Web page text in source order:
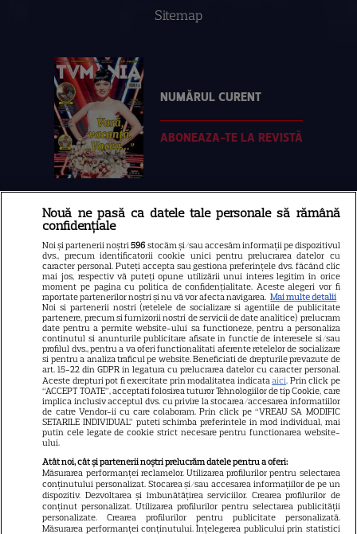
Sitemap
NUMĂRUL CURENT
ABONEAZA-TE LA REVISTĂ
Libertatea
Libertatea pentru femei
GSP
Știri mondene
Avantaje
Elle
Unica
Retete practice
URMĂREȘTE-NE PE
Copyright2026 Ringier Romania – Toate Drepturile rezervate
Nouă ne pasă ca datele tale personale să rămână
confidențiale
Noi și partenerii noștri596 stocăm și/sau accesăm informații pe dispozitivul
dvs., precum identificatorii cookie unici pentru prelucrarea datelor cu
caracter personal. Puteți accepta sau gestiona preferințele dvs. făcând clic
mai jos, respectiv vă puteți opune utilizării unui interes legitim în orice
moment pe pagina cu politica de confidențialitate. Aceste alegeri vor fi
raportate partenerilor noștri și nu vă vor afecta navigarea. Mai multe detalii
Noi si partenerii nostri (retelele de socializare si agentiile de publicitate
partenere, precum si furnizorii nostri de servicii de date analitice) prelucram
date pentru a permite website-ului sa functioneze, pentru a personaliza
continutul si anunturile publicitare afisate in functie de interesele si/sau
profilul dvs., pentru a va oferi functionalitati aferente retelelor de socializare
si pentru a analiza traficul pe website. Beneficiati de drepturile prevazute de
art. 15-22 din GDPR in legatura cu prelucrarea datelor cu caracter personal.
Aceste drepturi pot fi exercitate prin modalitatea indicataaici. Prin click pe
“ACCEPT TOATE”, acceptati folosirea tuturor Tehnologiilor de tip Cookie, care
implica inclusiv acceptul dvs. cu privire la stocarea/accesarea informatiilor
de catre Vendor-ii cu care colaboram. Prin click pe “VREAU SA MODIFIC
SETARILE INDIVIDUAL” puteti schimba preferintele in mod individual, mai
putin cele legate de cookie strict necesare pentru functionarea website-
ului.
Atât noi, cât și partenerii noștri prelucrăm datele pentru a oferi:
Măsurarea performanței reclamelor. Utilizarea profilurilor pentru selectarea
conținutului personalizat. Stocarea și/sau accesarea informațiilor de pe un
dispozitiv. Dezvoltarea și îmbunătățirea serviciilor. Crearea profilurilor de
conținut personalizat. Utilizarea profilurilor pentru selectarea publicității
personalizate. Crearea profilurilor pentru publicitate personalizată.
Măsurarea performanței conținutului. Înțelegerea publicului prin statistici